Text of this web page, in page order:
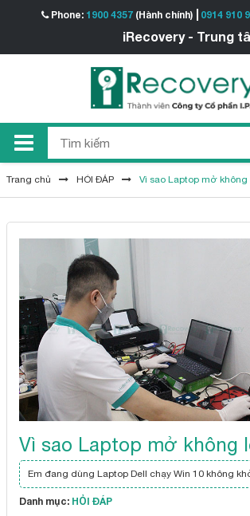
Phone: 1900 4357(Hành chính) 0914 910
iRecovery - Trung tâm
Trang chủ HỎI ĐÁP Vì sao Laptop mở
Vì sao Laptop mở không
Em đang dùng Laptop Dell chạy Win 10 không
Danh mục: HỎI ĐÁP